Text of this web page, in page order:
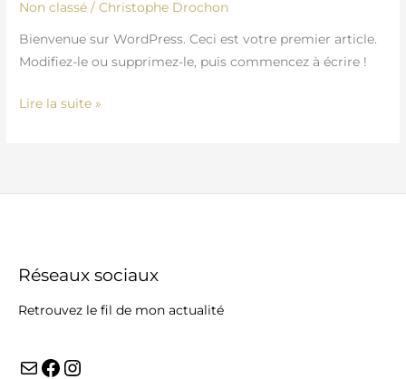
Non classé /Christophe Drochon
Bienvenue sur WordPress. Ceci est votre premier article.
Modifiez-le ou supprimez-le, puis commencez à écrire !
le
Lire la suite »
Réseaux sociaux
Retrouvez le fil de mon actualité